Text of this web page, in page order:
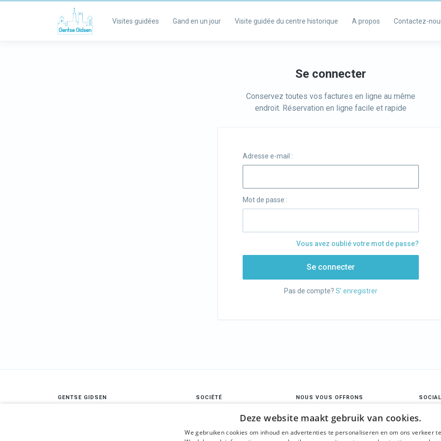
Visites guidées Gand en un jour Visite guidée du centre historique A propos Contactez-
Se connecter
Conservez toutes vos factures en ligne au même
endroit. Réservation en ligne facile et rapide
Adresse e-mail :
Mot de passe :
Vous avez oublié votre mot de passe?
Se connecter
Pas de compte? S’ enregistrer
GENTSE GIDSEN SOCIÉTÉ NOUS VOUS OFFRONS
Visites guidées
Deze website maakt gebruik van cookies.
We gebruiken cookies om inhoud en advertenties te personaliseren en om ons verkeer